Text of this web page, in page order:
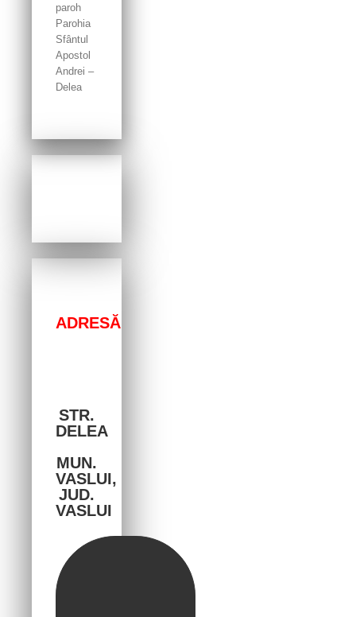
paroh
Parohia
Sfântul
Apostol
Andrei –
Delea
ADRESĂ
STR.
DELEA
MUN.
VASLUI,
JUD.
VASLUI